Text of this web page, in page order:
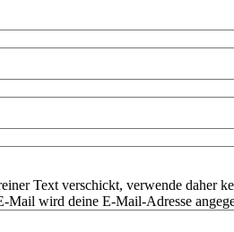
Text verschickt, verwende daher
Mail wird deine E-Mail-Adresse